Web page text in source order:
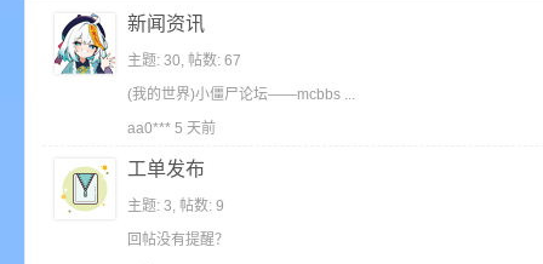
セイバーの涙 ：
风纪委员
搬砖狐 | 喵可酱
你们玩不玩服务器？加群1090300182
新闻资讯
主题: 30, 帖数: 67
(我的世界)小僵尸论坛——mcbbs ...
aa0*** 5 天前
工单发布
主题: 3, 帖数: 9
回帖没有提醒？